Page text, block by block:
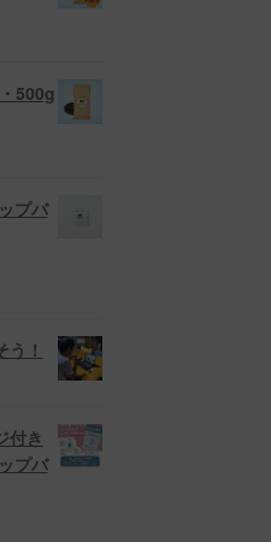
500g
プバ
う！
付き
プバ